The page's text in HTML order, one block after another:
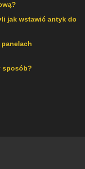
jak wstawić antyk do
sposób?